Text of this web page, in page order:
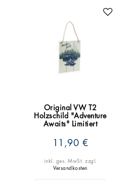
Original VW T2
Holzschild "Adventure
Awaits" Limitiert
11,90 €
inkl. ges. MwSt. zzgl.
Versandkosten